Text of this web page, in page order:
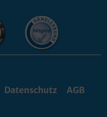
Datenschutz AGB